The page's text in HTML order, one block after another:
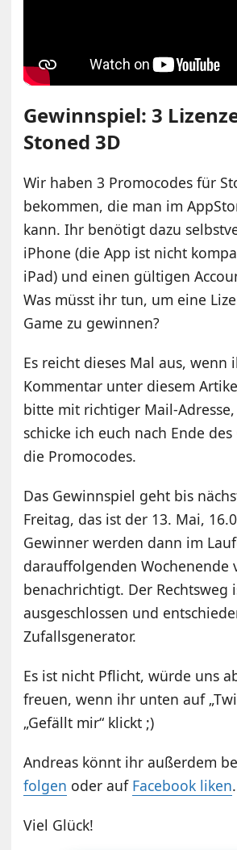
Gewinnspiel: 3
Stoned 3D
Wir haben 3 Promocodes für
bekommen, die man im
kann. Ihr benötigt dazu
iPhone (die App ist nicht
iPad) und einen gültigen
Was müsst ihr tun, um eine
Game zu gewinnen?
Es reicht dieses Mal aus, wenn
Kommentar unter diesem
bitte mit richtiger Mail-
schicke ich euch nach Ende
die Promocodes.
Das Gewinnspiel geht bis
Freitag, das ist der 13. Mai,
Gewinner werden dann im
darauffolgenden Wochenende
benachrichtigt. Der Rechtsweg
ausgeschlossen und
Zufallsgenerator.
Es ist nicht Pflicht, würde uns
freuen, wenn ihr unten auf
„Gefällt mir“ klickt ;)
Andreas könnt ihr außerdem
folgen oder auf Facebook liken.
Viel Glück!